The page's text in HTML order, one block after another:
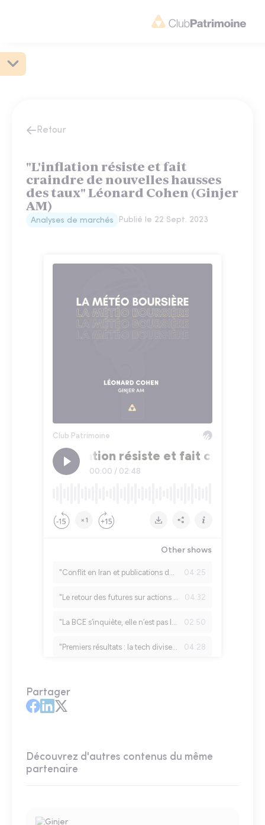
Retour
"L'inflation résiste et fait
craindre de nouvelles hausses
des taux" Léonard Cohen (Ginjer
AM)
Analyses de marchés Publié le 22 Sept. 2023
Partager
Découvrez d'autres contenus du même
partenaire